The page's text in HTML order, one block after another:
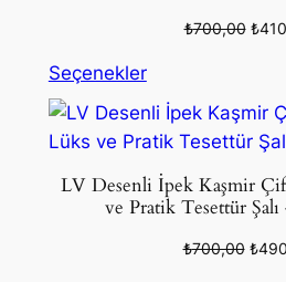
₺700,00 ₺
Seçenekler
LV Desenli İpek Kaşmir
ve Pratik Tesettür
₺700,00 ₺